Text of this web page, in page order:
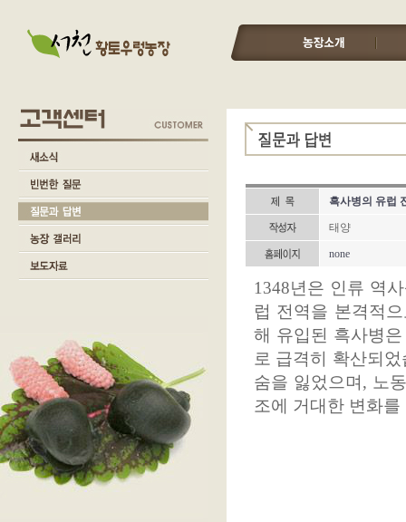
흑사병의 유럽
태양
none
1348년은 인류 역
럽 전역을 본격적
해 유입된 흑사병
로 급격히 확산되
숨을 잃었으며, 노
조에 거대한 변화